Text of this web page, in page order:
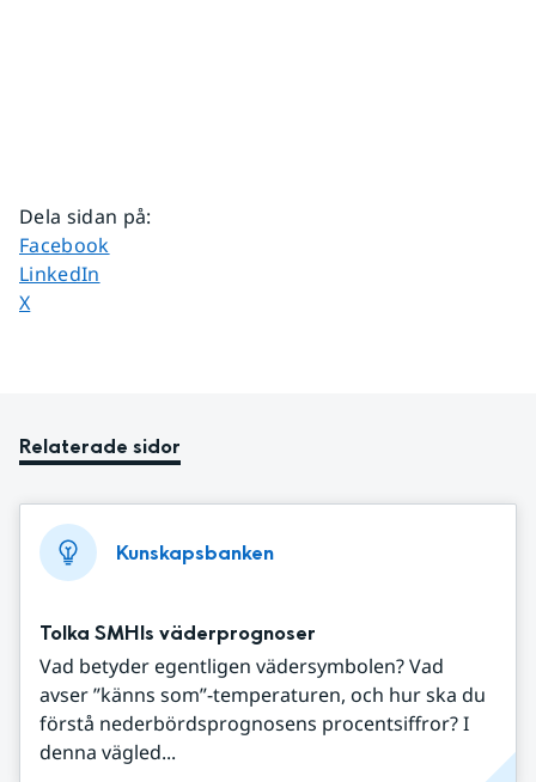
Dela sidan på:
Dela sidan på
Facebook
Dela sidan på
LinkedIn
Dela sidan på
X
Relaterade sidor
Kunskapsbanken
Tolka SMHIs väderprognoser
Vad betyder egentligen vädersymbolen? Vad
avser ”känns som”-temperaturen, och hur ska du
förstå nederbördsprognosens procentsiffror? I
denna vägled...